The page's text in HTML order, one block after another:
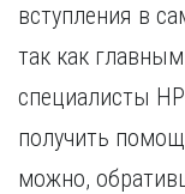
вступления в
так как
специалисты
получить
можно,